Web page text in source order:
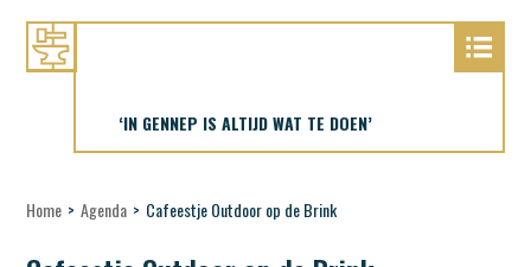
‘IN GENNEP IS ALTIJD WAT TE DOEN’
Home > Agenda > Cafeestje Outdoor op de Brink